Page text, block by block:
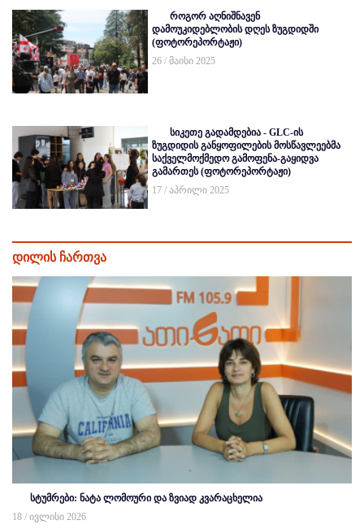
როგორ აღნიშნავენ
დამოუკიდებლობის დღეს ზუგდიდში
(ფოტორეპორტაჟი)
26 / მაისი 2025
სიკეთე გადამდებია - GLC-ის
ზუგდიდის განყოფილების მოსწავლეებმა
საქველმოქმედო გამოფენა-გაყიდვა
გამართეს (ფოტორეპორტაჟი)
17 / აპრილი 2025
დილის ჩართვა
სტუმრები: ნატა ლომოური და ზვიად კვარაცხელია
18 / ივლისი 2026